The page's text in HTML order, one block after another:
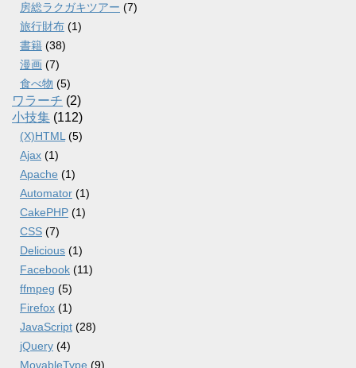
房総ラクガキツアー (7)
旅行財布 (1)
書籍 (38)
漫画 (7)
食べ物 (5)
ワラーチ (2)
小技集 (112)
(X)HTML (5)
Ajax (1)
Apache (1)
Automator (1)
CakePHP (1)
CSS (7)
Delicious (1)
Facebook (11)
ffmpeg (5)
Firefox (1)
JavaScript (28)
jQuery (4)
MovableType (9)